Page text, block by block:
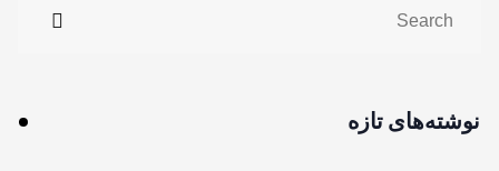
نوشته‌های تازه